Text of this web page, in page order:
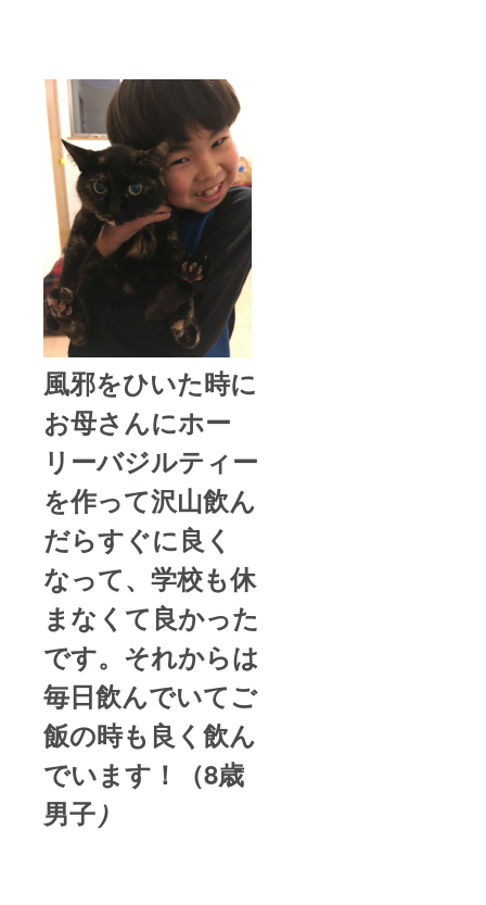
風邪をひいた時に
お母さんにホー
リーバジルティー
を作って沢山飲ん
だらすぐに良く
なって、学校も休
まなくて良かった
です。それからは
毎日飲んでいてご
飯の時も良く飲ん
でいます！（8歳
男子）